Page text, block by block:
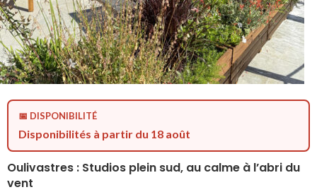
📅 DISPONIBILITÉ
Disponibilités à partir du 18 août
Oulivastres : Studios plein sud, au calme à l’abri du
vent